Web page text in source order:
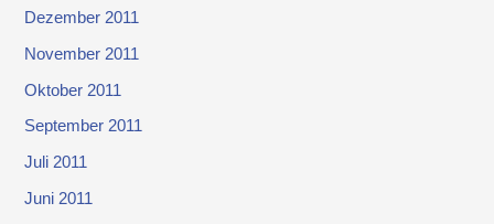
Dezember 2011
November 2011
Oktober 2011
September 2011
Juli 2011
Juni 2011